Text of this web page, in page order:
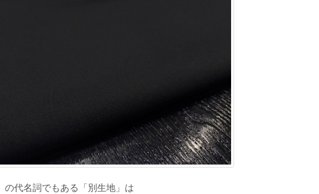
の代名詞でもある「別生地」は